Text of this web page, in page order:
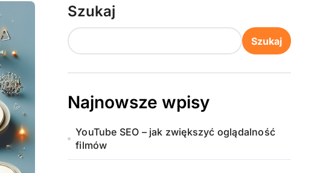
Szukaj
Szukaj
Najnowsze wpisy
YouTube SEO – jak zwiększyć oglądalność
filmów